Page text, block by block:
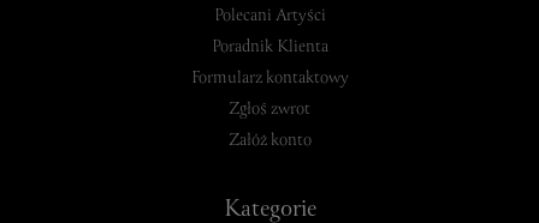
Polecani Artyści
Poradnik Klienta
Formularz kontaktowy
Zgłoś zwrot
Załóż konto
Kategorie